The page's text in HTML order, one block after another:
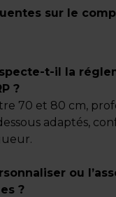
sur le
t-il la
?
70 et 80 cm,
adaptés,
ou
?